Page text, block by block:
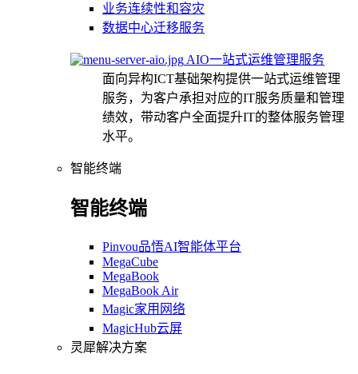
业务连续性和容灾
数据中心迁移服务
AIO一站式运维管理服务
面向异构ICT基础架构提供一站式运维管理
服务，为客户承担对应的IT服务质量和管理
绩效，带动客户全面提升IT的整体服务管理
水平。
智能终端
智能终端
Pinvou品悟AI智能体平台
MegaCube
MegaBook
MegaBook Air
Magic家用网络
MagicHub云屏
灵犀解决方案